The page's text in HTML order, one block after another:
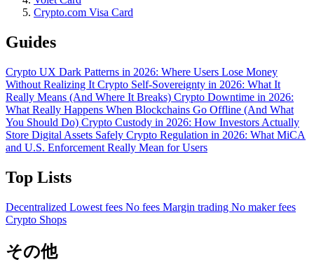
Crypto.com Visa Card
Guides
Crypto UX Dark Patterns in 2026: Where Users Lose Money
Without Realizing It Crypto Self-Sovereignty in 2026: What It
Really Means (And Where It Breaks) Crypto Downtime in 2026:
What Really Happens When Blockchains Go Offline (And What
You Should Do) Crypto Custody in 2026: How Investors Actually
Store Digital Assets Safely Crypto Regulation in 2026: What MiCA
and U.S. Enforcement Really Mean for Users
Top Lists
Decentralized Lowest fees No fees Margin trading No maker fees
Crypto Shops
その他